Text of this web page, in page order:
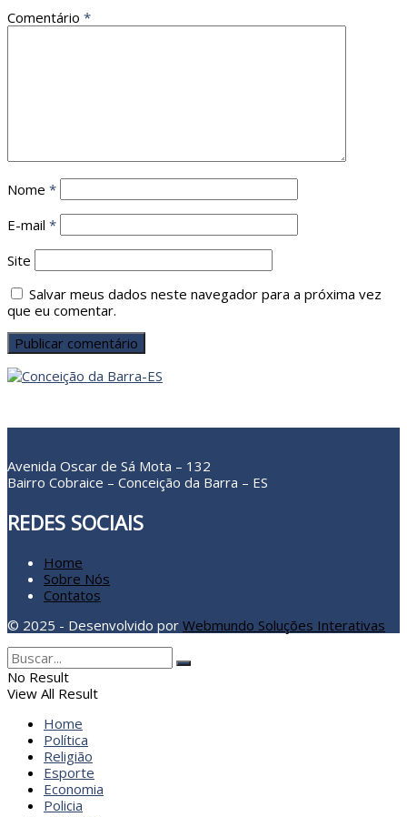
Comentário *
Nome *
E-mail *
Site
Salvar meus dados neste navegador para a próxima vez
que eu comentar.
Avenida Oscar de Sá Mota – 132
Bairro Cobraice – Conceição da Barra – ES
REDES SOCIAIS
Home
Sobre Nós
Contatos
© 2025 - Desenvolvido por Webmundo Soluções Interativas
No Result
View All Result
Home
Política
Religião
Esporte
Economia
Policia